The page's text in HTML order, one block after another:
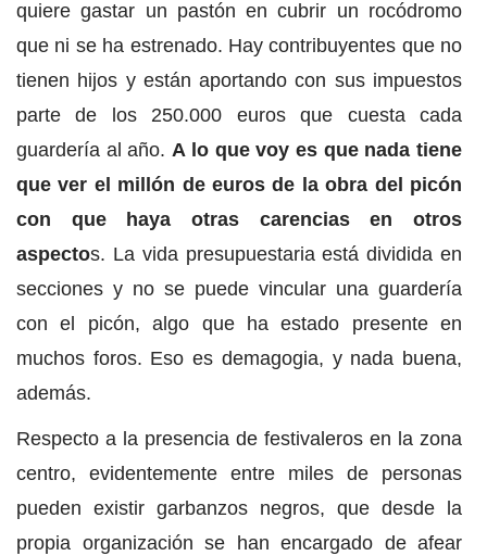
quiere gastar un pastón en cubrir un rocódromo
que ni se ha estrenado. Hay contribuyentes que no
tienen hijos y están aportando con sus impuestos
parte de los 250.000 euros que cuesta cada
guardería al año.A lo que voy es que nada tiene
que ver el millón de euros de la obra del picón
con que haya otras carencias en otros
aspectos. La vida presupuestaria está dividida en
secciones y no se puede vincular una guardería
con el picón, algo que ha estado presente en
muchos foros. Eso es demagogia, y nada buena,
además.
Respecto a la presencia de festivaleros en la zona
centro, evidentemente entre miles de personas
pueden existir garbanzos negros, que desde la
propia organización se han encargado de afear